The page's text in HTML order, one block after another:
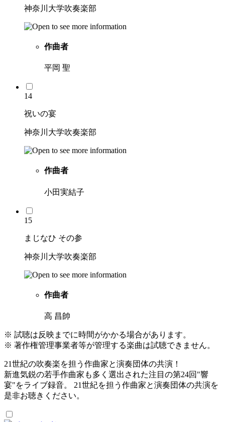
神奈川大学吹奏楽部
作曲者
平岡 聖
14
祝いの宴
神奈川大学吹奏楽部
作曲者
小田実結子
15
まじなひ その参
神奈川大学吹奏楽部
作曲者
高 昌帥
※ 試聴は反映までに時間がかかる場合があります。
※ 著作権管理事業者等が管理する楽曲は試聴できません。
21世紀の吹奏楽を担う作曲家と演奏団体の共演！
新進気鋭の若手作曲家も多く選出された注目の第24回"響
宴"をライブ録音。 21世紀を担う作曲家と演奏団体の共演を
是非お聴きください。